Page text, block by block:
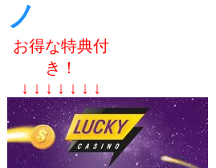
ノ
お得な特典付
き！
↓ ↓ ↓ ↓ ↓ ↓ ↓